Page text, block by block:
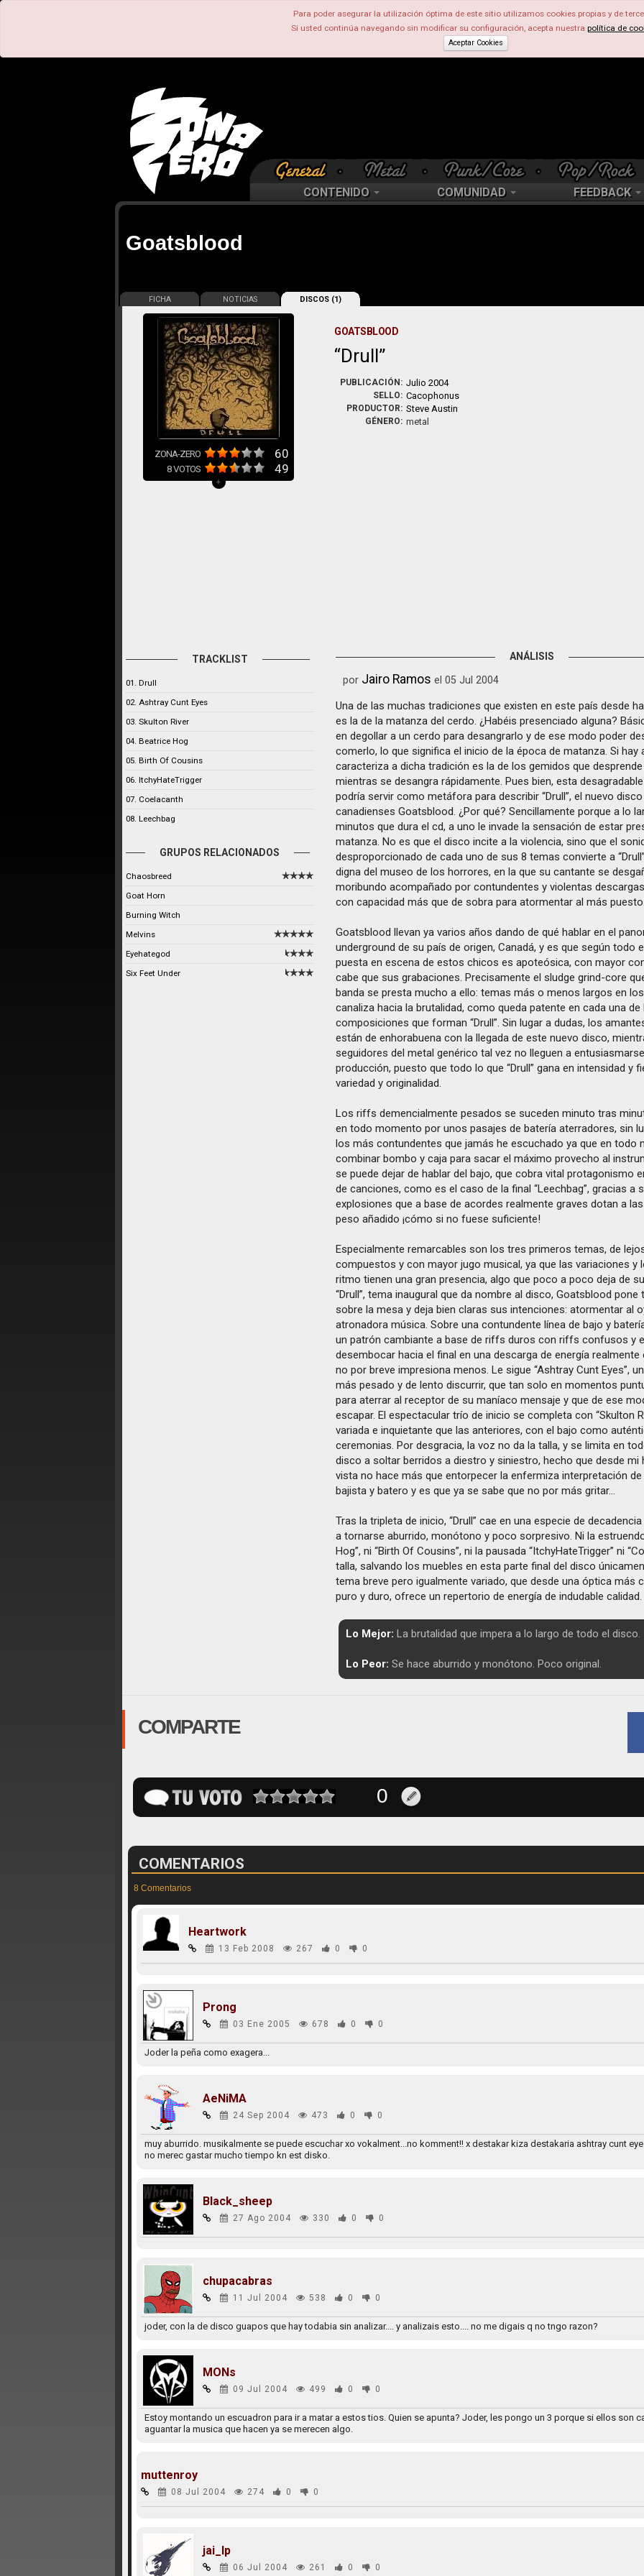
Para poder asegurar la utilización óptima de este sitio utilizamos cookies propias y de
Si usted continúa navegando sin modificar su configuración, acepta nuestra política de
Aceptar Cookies
CONTENIDO COMUNIDAD FEEDBACK
Goatsblood
FICHA NOTICIAS DISCOS (1)
ZONA-ZERO 60
8VOTOS 49
+
GOATSBLOOD
Drull
PUBLICACIÓN: Julio 2004
SELLO: Cacophonus
PRODUCTOR: Steve Austin
GÉNERO: metal
TRACKLIST
01. Drull
02. Ashtray Cunt Eyes
03. Skulton River
04. Beatrice Hog
05. Birth Of Cousins
06. ItchyHateTrigger
07. Coelacanth
08. Leechbag
GRUPOS RELACIONADOS
Chaosbreed
Goat Horn
Burning Witch
Melvins
Eyehategod
Six Feet Under
ANÁLISIS
por Jairo Ramos el 05 Jul 2004
Una de las muchas tradiciones que existen en este país desde
es la de la matanza del cerdo. ¿Habéis presenciado alguna?
en degollar a un cerdo para desangrarlo y de ese modo poder
comerlo, lo que significa el inicio de la época de matanza. Si hay
caracteriza a dicha tradición es la de los gemidos que
mientras se desangra rápidamente. Pues bien, esta
podría servir como metáfora para describir “Drull”, el nuevo
canadienses Goatsblood. ¿Por qué? Sencillamente porque a lo
minutos que dura el cd, a uno le invade la sensación de estar
matanza. No es que el disco incite a la violencia, sino que el
desproporcionado de cada uno de sus 8 temas convierte a
digna del museo de los horrores, en la que su cantante se
moribundo acompañado por contundentes y violentas
con capacidad más que de sobra para atormentar al más
Goatsblood llevan ya varios años dando de qué hablar en el
underground de su país de origen, Canadá, y es que según todo
puesta en escena de estos chicos es apoteósica, con mayor
cabe que sus grabaciones. Precisamente el sludge grind-core
banda se presta mucho a ello: temas más o menos largos en
canaliza hacia la brutalidad, como queda patente en cada una de
composiciones que forman “Drull”. Sin lugar a dudas, los
están de enhorabuena con la llegada de este nuevo disco,
seguidores del metal genérico tal vez no lleguen a
producción, puesto que todo lo que “Drull” gana en intensidad y
variedad y originalidad.
Los riffs demencialmente pesados se suceden minuto tras
en todo momento por unos pasajes de batería aterradores, sin
los más contundentes que jamás he escuchado ya que en todo
combinar bombo y caja para sacar el máximo provecho al
se puede dejar de hablar del bajo, que cobra vital protagonismo
de canciones, como es el caso de la final “Leechbag”, gracias a
explosiones que a base de acordes realmente graves dotan a
peso añadido ¡cómo si no fuese suficiente!
Especialmente remarcables son los tres primeros temas, de
compuestos y con mayor jugo musical, ya que las variaciones y
ritmo tienen una gran presencia, algo que poco a poco deja de
“Drull”, tema inaugural que da nombre al disco, Goatsblood
sobre la mesa y deja bien claras sus intenciones: atormentar al
atronadora música. Sobre una contundente línea de bajo y
un patrón cambiante a base de riffs duros con riffs confusos y
desembocar hacia el final en una descarga de energía realmente
no por breve impresiona menos. Le sigue “Ashtray Cunt Eyes”,
más pesado y de lento discurrir, que tan solo en momentos
para aterrar al receptor de su maníaco mensaje y que de ese
escapar. El espectacular trío de inicio se completa con “Skulton
variada e inquietante que las anteriores, con el bajo como
ceremonias. Por desgracia, la voz no da la talla, y se limita en
disco a soltar berridos a diestro y siniestro, hecho que desde mi
vista no hace más que entorpecer la enfermiza interpretación
bajista y batero y es que ya se sabe que no por más gritar…
Tras la tripleta de inicio, “Drull” cae en una especie de
a tornarse aburrido, monótono y poco sorpresivo. Ni la
Hog”, ni “Birth Of Cousins”, ni la pausada “ItchyHateTrigger” ni
talla, salvando los muebles en esta parte final del disco
tema breve pero igualmente variado, que desde una óptica más
puro y duro, ofrece un repertorio de energía de indudable calidad.
Lo Mejor: La brutalidad que impera a lo largo de todo el disco.
Lo Peor: Se hace aburrido y monótono. Poco original.
COMPARTE
COMENTARIOS
8 Comentarios
Heartwork
13 Feb 2008 267 0 0
Prong
03 Ene 2005 678 0 0
Joder la peña como exagera...
AeNiMA
24 Sep 2004 473 0 0
muy aburrido. musikalmente se puede escuchar xo vokalment...no komment!! x destakar kiza destakaria ashtray cunt
no merec gastar mucho tiempo kn est disko.
Black_sheep
27 Ago 2004 330 0 0
chupacabras
11 Jul 2004 538 0 0
joder, con la de disco guapos que hay todabia sin analizar.... y analizais esto.... no me digais q no tngo razon?
MONs
09 Jul 2004 499 0 0
Estoy montando un escuadron para ir a matar a estos tios. Quien se apunta? Joder, les pongo un 3 porque si ellos son
aguantar la musica que hacen ya se merecen algo.
muttenroy
08 Jul 2004 274 0 0
jai_lp
06 Jul 2004 261 0 0